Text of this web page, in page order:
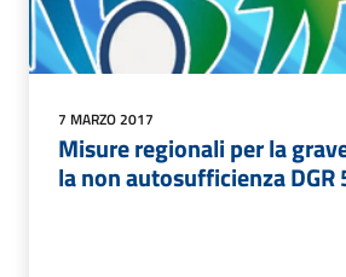
7 MARZO 2017
Misure regionali per la
la non autosufficienza